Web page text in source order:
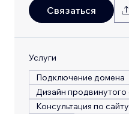
Связаться
Услуги
Подключение домена
Консультация по сайту